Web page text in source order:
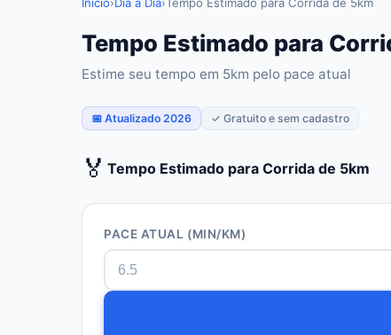
Tempo Estimado para
Estime seu tempo em 5km pelo pace atual
📅 Atualizado 2026 ✓ Gratuito e sem cadastro
🏅 Tempo Estimado para Corrida de 5km
PACE ATUAL (MIN/KM)